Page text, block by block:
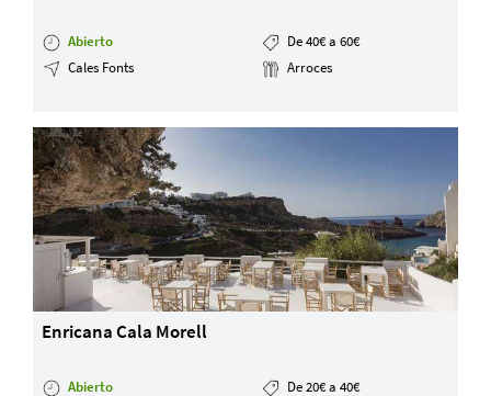
Abierto
De 40€ a 60€
Cales Fonts
Arroces
Enricana Cala Morell
Abierto
De 20€ a 40€